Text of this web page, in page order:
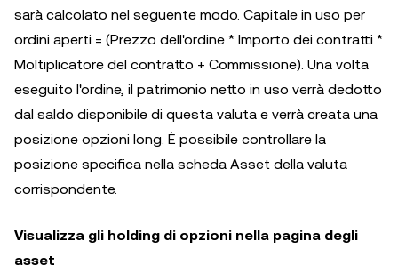
sarà calcolato nel seguente modo. Capitale in uso per
ordini aperti = (Prezzo dell'ordine * Importo dei contratti *
Moltiplicatore del contratto + Commissione). Una volta
eseguito l'ordine, il patrimonio netto in uso verrà dedotto
dal saldo disponibile di questa valuta e verrà creata una
posizione opzioni long. È possibile controllare la
posizione specifica nella scheda Asset della valuta
corrispondente.
Visualizza gli holding di opzioni nella pagina degli
asset